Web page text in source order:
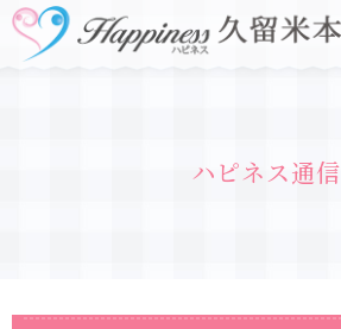
ハピネス通信